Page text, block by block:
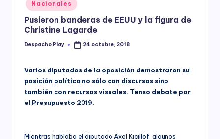
y
in
Nacionales
Pusieron banderas de EEUU y la figura de
Christine Lagarde
Posted
Despacho Play 24 octubre, 2018
Varios diputados de la oposición demostraron su
posición política no sólo con discursos sino
también con recursos visuales. Tenso debate por
el Presupuesto 2019.
Mientras hablaba el diputado Axel Kicillof, algunos